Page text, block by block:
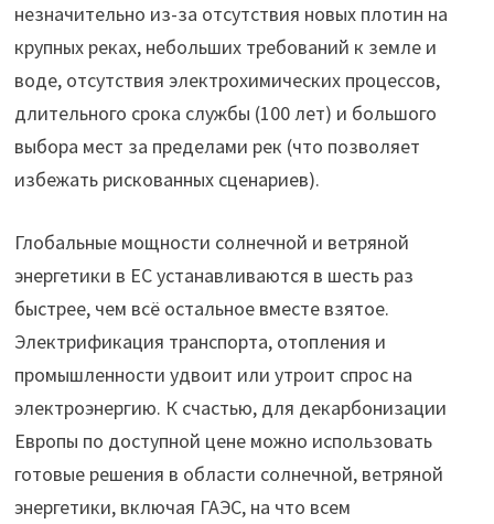
незначительно из-за отсутствия новых плотин на
крупных реках, небольших требований к земле и
воде, отсутствия электрохимических процессов,
длительного срока службы (100 лет) и большого
выбора мест за пределами рек (что позволяет
избежать рискованных сценариев).
Глобальные мощности солнечной и ветряной
энергетики в ЕС устанавливаются в шесть раз
быстрее, чем всё остальное вместе взятое.
Электрификация транспорта, отопления и
промышленности удвоит или утроит спрос на
электроэнергию. К счастью, для декарбонизации
Европы по доступной цене можно использовать
готовые решения в области солнечной, ветряной
энергетики, включая ГАЭС, на что всем